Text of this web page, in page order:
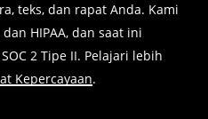
teks, dan rapat Anda. Kami
dan HIPAA, dan saat ini
2 Tipe II. Pelajari lebih
Kepercayaan.